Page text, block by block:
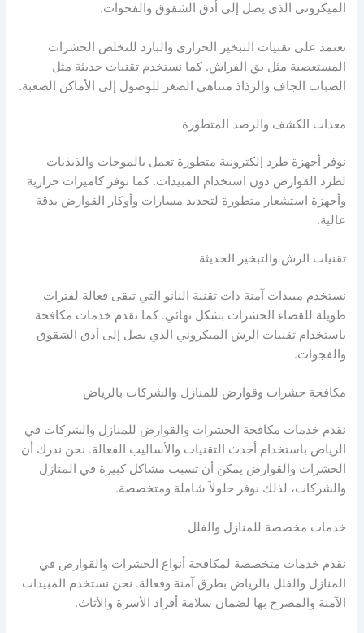
الميكروني الذي يصل إلى أدق الشقوق والفجوات.
نعتمد على تقنيات التبخير الحراري والبارد للتخلص الحشرات
المستعصية مثل بق الفراش. كما نستخدم تقنيات حديثة مثل
الضباب الجاف والرذاذ متناهي الصغر للوصول إلى الأماكن الصعبة.
معدات الكشف والرصد المتطورة
نوفر أجهزة طرد إلكترونية متطورة تعمل بالموجات والذبذبات
لطرد القوارض دون استخدام المبيدات. كما نوفر كاميرات حرارية
وأجهزة استشعار متطورة لتحديد مسارات وأوكار القوارض بدقة
عالية.
تقنيات الرش والتبخير الحديثة
نستخدم مبيدات آمنة ذات تقنية النانو التي تبقى فعالة لفترات
طويلة للقضاء الحشرات بشكل نهائي. كما نقدم خدمات مكافحة
باستخدام تقنيات الرش الميكروني الذي يصل إلى أدق الشقوق
والفجوات.
مكافحة حشرات وقوارض للمنازل والشركات بالرياض
نقدم خدمات مكافحة الحشرات والقوارض للمنازل والشركات في
الرياض باستخدام أحدث التقنيات والأساليب الفعالة. نحن ندرك أن
الحشرات والقوارض يمكن أن تسبب مشاكل كبيرة في المنازل
والشركات، لذلك نوفر حلولاً شاملة ومتخصصة.
خدمات مخصصة للمنازل والفلل
نقدم خدمات متخصصة لمكافحة أنواع الحشرات والقوارض في
المنازل والفلل بالرياض بطرق آمنة وفعالة. نحن نستخدم المبيدات
الآمنة والمصرح بها لضمان سلامة أفراد الأسرة والأثاث.